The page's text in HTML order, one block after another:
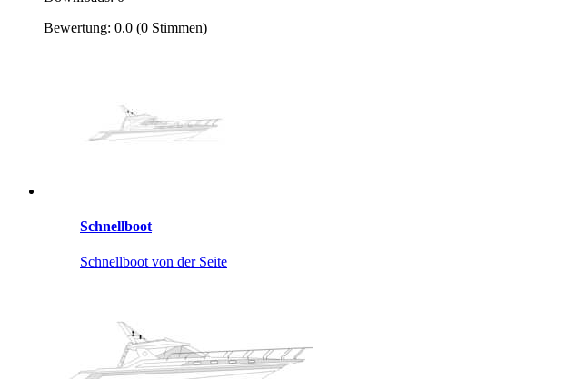
Bewertung: 0.0 (0 Stimmen)
Schnellboot
Schnellboot von der Seite